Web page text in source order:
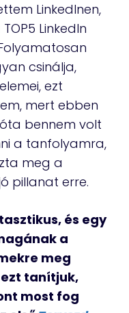
LinkedInen,
LinkedIn
csinálja,
ezt
mert ebben
bennem volt
a tanfolyamra,
meg a
pillanat erre.
és egy
a
meg
tanítjuk,
most fog